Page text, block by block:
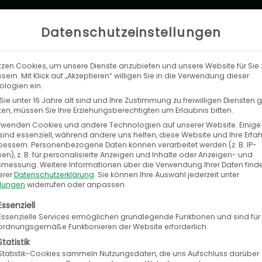
LEISTUNGEN UNTERNEHMEN
Krise als Chance für den Automotive
Vogl
Datenschutzeinstellungen
Cookies, um unsere Dienste anzubieten und unsere Website für Sie
Mit Klick auf „Akzeptieren“ willigen Sie in die Verwendung dieser
ein.
unter 16 Jahre alt sind und Ihre Zustimmung zu freiwilligen Diensten
müssen Sie Ihre Erziehungsberechtigten um Erlaubnis bitten.
Cookies und andere Technologien auf unserer Website.
essenziell, während andere uns helfen, diese Website und Ihre
Personenbezogene Daten können verarbeitet werden (z. B. IP-
z. B. für personalisierte Anzeigen und Inhalte oder Anzeigen- und
Weitere Informationen über die Verwendung Ihrer Daten
Datenschutzerklärung. Sie können Ihre Auswahl jederzeit unter
widerrufen oder anpassen.
eine Liste der Service-Gruppen, für die eine
Services ermöglichen grundlegende Funktionen und sind
Funktionieren der Website erforderlich.
Cookies sammeln Nutzungsdaten, die uns Aufschluss darüber